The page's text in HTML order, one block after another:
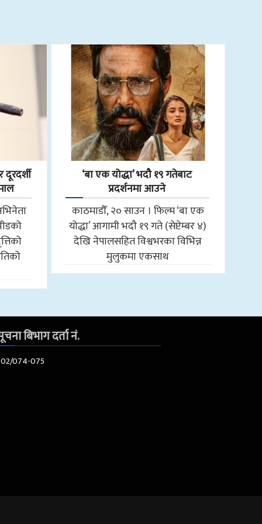
‘बा एक योद्धा’ भदौ १९ गतेबाट
प्रदर्शनमा आउने
काठमाडौँ, २० साउन । फिल्म ‘बा एक
योद्धा’ आगामी भदौ १९ गते (सेप्टेम्बर ४)
देखि नेपालसहित विश्वभरका विभिन्न
मुलुकमा एकसाथ
बिभाग दर्ता नं.
074-075